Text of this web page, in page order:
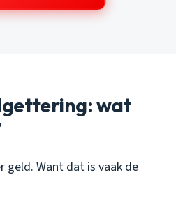
wat
geld. Want dat is vaak de